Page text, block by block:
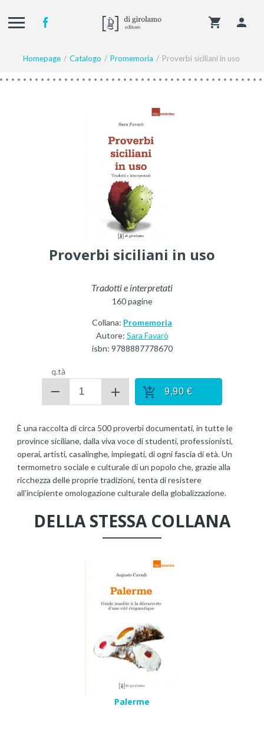
Homepage Catalogo Promemoria Proverbi siciliani in uso
Proverbi siciliani in uso
Tradotti e interpretati
160pagine
Collana: Promemoria
Autore: Sara Favarò
isbn: 9788887778670
q.tà
9,90€
È una raccolta di circa 500 proverbi documentati, in tutte le
province siciliane, dalla viva voce di studenti, professionisti,
operai, artisti, casalinghe, impiegati, di ogni fascia di età. Un
termometro sociale e culturale di un popolo che, grazie alla
ricchezza delle proprie tradizioni, tenta di resistere
all’incipiente omologazione culturale della globalizzazione.
DELLA STESSA COLLANA
Palerme